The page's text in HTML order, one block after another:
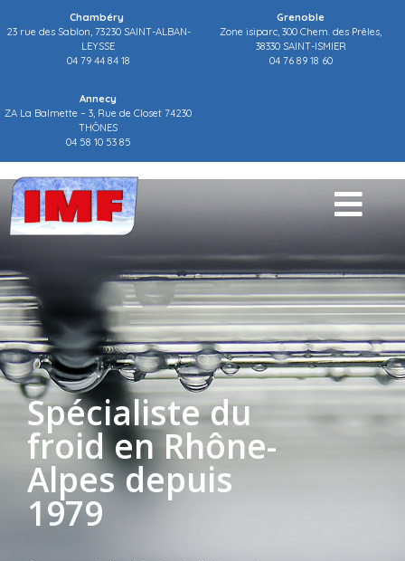
Chambéry
23 rue des Sablon, 73230 SAINT-ALBAN-
LEYSSE
04 79 44 84 18
Grenoble
Zone isiparc, 300 Chem. des Prêles,
38330 SAINT-ISMIER
04 76 89 18 60
Annecy
ZA La Balmette – 3, Rue de Closet 74230
THÔNES
04 58 10 53 85
Spécialiste du
froid en Rhône-
Alpes depuis
1979